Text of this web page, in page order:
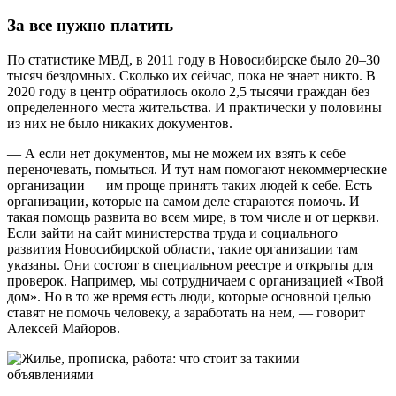
За все нужно платить
По статистике МВД, в 2011 году в Новосибирске было 20–30
тысяч бездомных. Сколько их сейчас, пока не знает никто. В
2020 году в центр обратилось около 2,5 тысячи граждан без
определенного места жительства. И практически у половины
из них не было никаких документов.
— А если нет документов, мы не можем их взять к себе
переночевать, помыться. И тут нам помогают некоммерческие
организации — им проще принять таких людей к себе. Есть
организации, которые на самом деле стараются помочь. И
такая помощь развита во всем мире, в том числе и от церкви.
Если зайти на сайт министерства труда и социального
развития Новосибирской области, такие организации там
указаны. Они состоят в специальном реестре и открыты для
проверок. Например, мы сотрудничаем с организацией «Твой
дом». Но в то же время есть люди, которые основной целью
ставят не помочь человеку, а заработать на нем, — говорит
Алексей Майоров.